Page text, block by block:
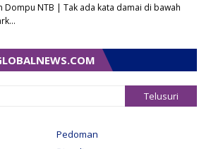
Dompu NTB | Tak ada kata damai di bawah
Pedoman